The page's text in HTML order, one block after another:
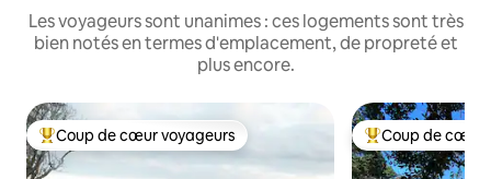
Les voyageurs sont unanimes : ces logements sont très
bien notés en termes d'emplacement, de propreté et
plus encore.
Coups de cœur voyageurs les plus appréciés
Coup de cœur voyageurs Coups de cœur
Coup de cœur